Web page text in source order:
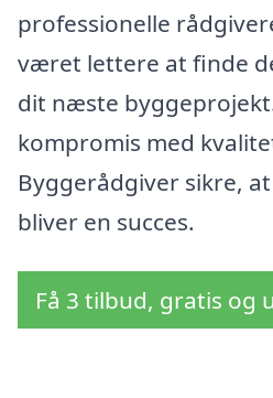
professionelle
været lettere at finde
dit næste
kompromis med
Byggerådgiver sikre,
bliver en succes.
Få 3 tilbud, gratis og